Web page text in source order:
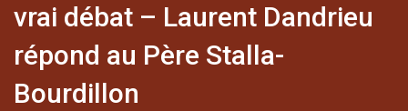
vrai débat – Laurent Dandrieu
répond au Père Stalla-
Bourdillon